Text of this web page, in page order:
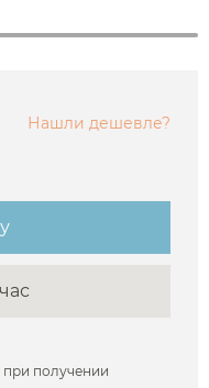
Нашли дешевле?
получении